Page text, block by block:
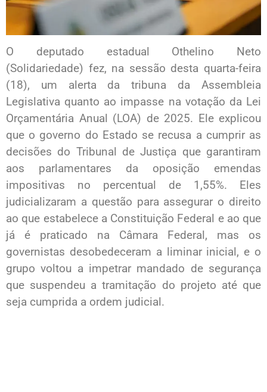
O deputado estadual Othelino Neto
(Solidariedade) fez, na sessão desta quarta-feira
(18), um alerta da tribuna da Assembleia
Legislativa quanto ao impasse na votação da Lei
Orçamentária Anual (LOA) de 2025. Ele explicou
que o governo do Estado se recusa a cumprir as
decisões do Tribunal de Justiça que garantiram
aos parlamentares da oposição emendas
impositivas no percentual de 1,55%. Eles
judicializaram a questão para assegurar o direito
ao que estabelece a Constituição Federal e ao que
já é praticado na Câmara Federal, mas os
governistas desobedeceram a liminar inicial, e o
grupo voltou a impetrar mandado de segurança
que suspendeu a tramitação do projeto até que
seja cumprida a ordem judicial.